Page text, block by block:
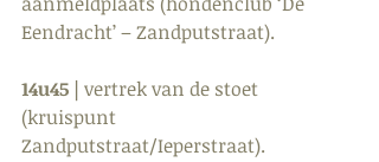
Eendracht’ – Zandputstraat).
14u45 | vertrek van de stoet
(kruispunt
Zandputstraat/Ieperstraat).